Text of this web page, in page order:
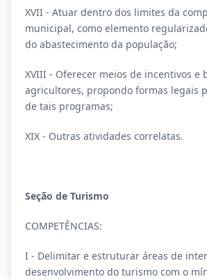
XVII - Atuar dentro dos limites da
municipal, como elemento
do abastecimento da população;
XVIII - Oferecer meios de incentivos e
agricultores, propondo formas legais
de tais programas;
XIX - Outras atividades correlatas.
Seção de Turismo
COMPETÊNCIAS:
I - Delimitar e estruturar áreas de
desenvolvimento do turismo com o